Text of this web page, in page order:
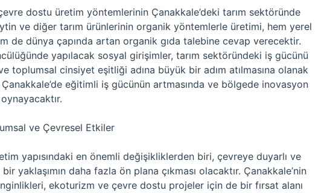
dostu üretim yöntemlerinin Çanakkale’deki tarım sektöründe
ve diğer tarım ürünlerinin organik yöntemlerle üretimi, hem yerel
de dünya çapında artan organik gıda talebine cevap verecektir.
yapılacak sosyal girişimler, tarım sektöründeki iş gücünü
toplumsal cinsiyet eşitliği adına büyük bir adım atılmasına olanak
Çanakkale’de eğitimli iş gücünün artmasında ve bölgede inovasyon
ve Çevresel Etkiler
yapısındaki en önemli değişikliklerden biri, çevreye duyarlı ve
yaklaşımın daha fazla ön plana çıkması olacaktır. Çanakkale’nin
ekoturizm ve çevre dostu projeler için de bir fırsat alanı